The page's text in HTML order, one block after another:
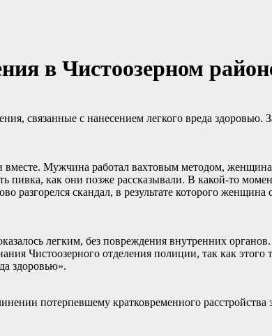
в Чистоозерном
связанные с нанесением легкого вреда здоровью.
Мужчина работал вахтовым методом,
пивка, как они позже рассказывали. В какой-то
разгорелся скандал, в результате которого женщина
легким, без повреждения внутренних
Чистоозерного отделения полиции, так как этого
здоровью».
потерпевшему кратковременного расстройства